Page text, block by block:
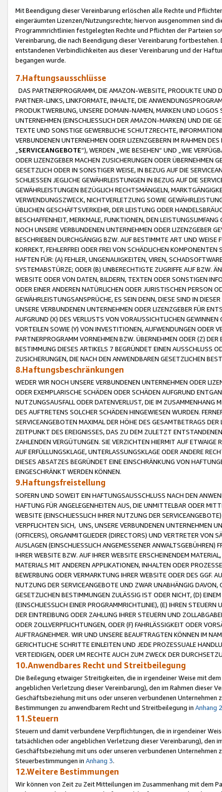
Mit Beendigung dieser Vereinbarung erlöschen alle Rechte und
eingeräumten Lizenzen/Nutzungsrechte; hiervon ausgenommen sind
Programmrichtlinien festgelegten Rechte und Pflichten der Parteien
Vereinbarung, die nach Beendigung dieser Vereinbarung
entstandenen Verbindlichkeiten aus dieser Vereinbarung und der
begangen wurde.
7.Haftungsausschlüsse
DAS PARTNERPROGRAMM, DIE AMAZON-WEBSITE, PRODUKTE UND
PARTNER-LINKS, LINKFORMATE, INHALTE, DIE
PRODUKTWERBUNG, UNSERE DOMAIN-NAMEN, MARKEN UND
UNTERNEHMEN (EINSCHLIESSLICH DER AMAZON-MARKEN) UND DIE
TEXTE UND SONSTIGE GEWERBLICHE SCHUTZRECHTE,
VERBUNDENEN UNTERNEHMEN ODER LIZENZGEBERN IM RAHMEN
SERVICEANGEBOTE“), WERDEN „WIE BESEHEN“ UND „WIE
ODER LIZENZGEBER MACHEN ZUSICHERUNGEN ODER ÜBERNEHMEN
GESETZLICH ODER IN SONSTIGER WEISE, IN BEZUG AUF DIE
SCHLIESSEN JEGLICHE GEWÄHRLEISTUNGEN IN BEZUG AUF DIE
GEWÄHRLEISTUNGEN BEZÜGLICH RECHTSMÄNGELN,
VERWENDUNGSZWECK, NICHTVERLETZUNG SOWIE
ÜBLICHEN GESCHÄFTSVERKEHR, DER LEISTUNG ODER
BESCHAFFENHEIT, MERKMALE, FUNKTIONEN, DEN
NOCH UNSERE VERBUNDENEN UNTERNEHMEN ODER LIZENZGEBER
BESCHRIEBEN DURCHGÄNGIG BZW. AUF BESTIMMTE ART UND
KORREKT, FEHLERFREI ODER FREI VON SCHÄDLICHEN
HAFTEN FÜR: (A) FEHLER, UNGENAUIGKEITEN, VIREN,
SYSTEMABSTÜRZE; ODER (B) UNBERECHTIGTE ZUGRIFFE AUF BZW.
WEBSITE ODER VON DATEN, BILDERN, TEXTEN ODER SONSTIGEN
ODER EINER ANDEREN NATÜRLICHEN ODER JURISTISCHEN PERSON
GEWÄHRLEISTUNGSANSPRÜCHE, ES SEIN DENN, DIESE SIND IN
UNSERE VERBUNDENEN UNTERNEHMEN ODER LIZENZGEBER FÜR
AUFGRUND (X) DES VERLUSTS VON VORAUSSICHTLICHEN
VORTEILEN SOWIE (Y) VON INVESTITIONEN, AUFWENDUNGEN ODER
PARTNERPROGRAMM VORNEHMEN BZW. ÜBERNEHMEN ODER (Z)
BESTIMMUNG DIESES ARTIKELS 7 BEGRÜNDET EINEN AUSSCHLUSS
ZUSICHERUNGEN, DIE NACH DEN ANWENDBAREN GESETZLICHEN
8.Haftungsbeschränkungen
WEDER WIR NOCH UNSERE VERBUNDENEN UNTERNEHMEN ODER
ODER EXEMPLARISCHE SCHÄDEN ODER SCHÄDEN AUFGRUND
NUTZUNGSAUSFALL ODER DATENVERLUST, DIE IM ZUSAMMENHANG
DES AUFTRETENS SOLCHER SCHÄDEN HINGEWIESEN WURDEN.
SERVICEANGEBOTEN MAXIMAL DER HÖHE DES GESAMTBETRAGS
ZEITPUNKT DES EREIGNISSES, DAS ZU DEM ZULETZT
ZAHLENDEN VERGÜTUNGEN. SIE VERZICHTEN HIERMIT AUF
AUF ERFÜLLUNGSKLAGE, UNTERLASSUNGSKLAGE ODER ANDERE
DIESES ABSATZES BEGRÜNDET EINE EINSCHRÄNKUNG VON
EINGESCHRÄNKT WERDEN KÖNNEN.
9.Haftungsfreistellung
SOFERN UND SOWEIT EIN HAFTUNGSAUSSCHLUSS NACH DEN
HAFTUNG FÜR ANGELEGENHEITEN AUS, DIE UNMITTELBAR ODER
WEBSITE (EINSCHLIESSLICH IHRER NUTZUNG DER
VERPFLICHTEN SICH, UNS, UNSERE VERBUNDENEN UNTERNEHMEN
(OFFICERS), ORGANMITGLIEDER (DIRECTORS) UND VERTRETER VON
AUSLAGEN (EINSCHLIESSLICH ANGEMESSENER
IHRER WEBSITE BZW. AUF IHRER WEBSITE ERSCHEINENDEM
MATERIALS MIT ANDEREN APPLIKATIONEN, INHALTEN ODER
BEWERBUNG ODER VERMARKTUNG IHRER WEBSITE ODER DES GGF.
NUTZUNG DER SERVICEANGEBOTE UND ZWAR UNABHÄNGIG
GESETZLICHEN BESTIMMUNGEN ZULÄSSIG IST ODER NICHT, (D)
(EINSCHLIESSLICH EINER PROGRAMMRICHTLINIE), (E) IHREN
DER EINTREIBUNG ODER ZAHLUNG IHRER STEUERN UND
ODER ZOLLVERPFLICHTUNGEN, ODER (F) FAHRLÄSSIGKEIT ODER
AUFTRAGNEHMER. WIR UND UNSERE BEAUFTRAGTEN KÖNNEN IM
GERICHTLICHE SCHRITTE EINLEITEN UND JEDE PROZESSUALE
VERTEIDIGEN, ODER UM RECHTE AUCH ZUM ZWECK DER
10.Anwendbares Recht und Streitbeilegung
Die Beilegung etwaiger Streitigkeiten, die in irgendeiner Weise mit
angeblichen Verletzung dieser Vereinbarung), den im Rahmen dieser
Geschäftsbeziehung mit uns oder unseren verbundenen
Bestimmungen zu anwendbarem Recht und Streitbeilegung in Anhang 2
11.Steuern
Steuern und damit verbundene Verpflichtungen, die in irgendeiner
tatsächlichen oder angeblichen Verletzung dieser Vereinbarung), den
Geschäftsbeziehung mit uns oder unseren verbundenen
Steuerbestimmungen in Anhang 3.
12.Weitere Bestimmungen
Wir können von Zeit zu Zeit Mitteilungen im Zusammenhang mit dem